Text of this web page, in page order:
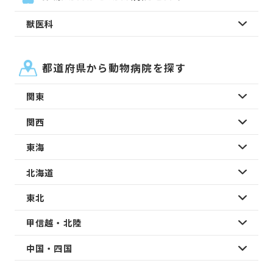
獣医科
都道府県から動物病院を探す
関東
関西
東海
北海道
東北
甲信越・北陸
中国・四国